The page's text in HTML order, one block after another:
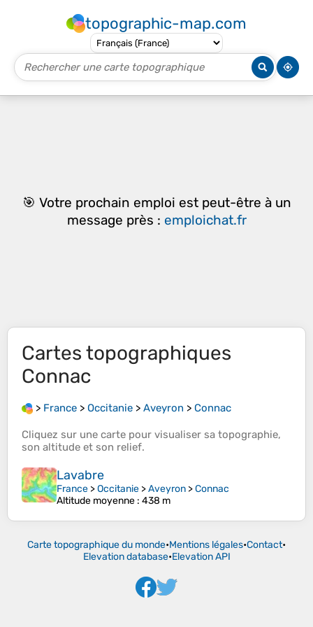
topographic-map.com
🎯 Votre prochain emploi est peut-être à un
message près : emploichat.fr
Cartes topographiques
Connac
> France > Occitanie > Aveyron > Connac
Cliquez sur une carte pour visualiser sa topographie,
son altitude et son relief.
Lavabre
France >Occitanie >Aveyron >Connac
Altitude moyenne : 438 m
Carte topographique du monde•Mentions légales•Contact•
Elevation database•Elevation API